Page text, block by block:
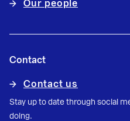
Our people
Contact
Contact us
Stay up to date through social
doing.